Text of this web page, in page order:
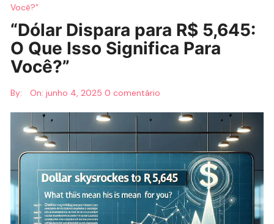
Você?”
“Dólar Dispara para R$ 5,645:
O Que Isso Significa Para
Você?”
By: On:junho 4, 2025 0 comentário